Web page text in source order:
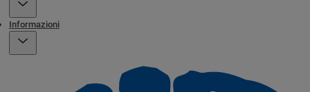
Informazioni